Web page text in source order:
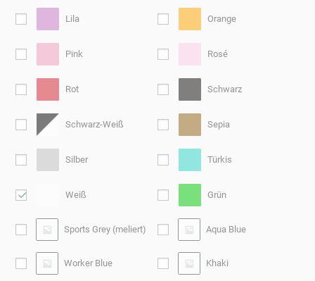
Lila Orange
Pink Rosé
Rot Schwarz
Schwarz-Weiß Sepia
Silber Türkis
Weiß Grün
Sports Grey (meliert) Aqua Blue
Worker Blue Khaki